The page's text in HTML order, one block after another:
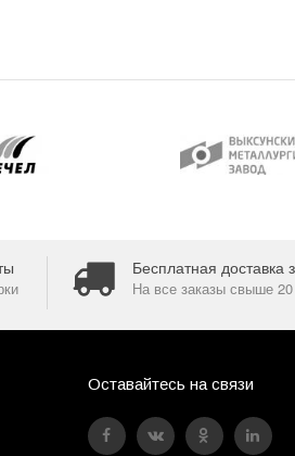
Бесплатная доставка
На все заказы свыше 20
Оставайтесь на связи